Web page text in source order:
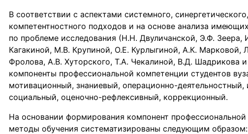
В соответствии с аспектами системного,
компетентностного подходов и на основе анализа
по проблеме исследования (Н.Н. Двуличанской, Э.Ф.
Кагакиной, М.В. Крупиной, О.Е. Курлыгиной, А.К.
Фролова, А.В. Хуторского, Т.А. Чекалиной, В.Д. Шадрикова
компоненты профессиональной компетенции студентов
мотивационный, знаниевый, операционно-деятельностный,
социальный, оценочно-рефлексивный, коррекционный.
На основании формирования компонент
методы обучения систематизированы следующим образом: